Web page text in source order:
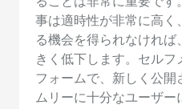
事は適時性が非常に高く
る機会を得られなけれ
きく低下します。セルフ
フォームで、新しく公開
ムリーに十分なユーザ